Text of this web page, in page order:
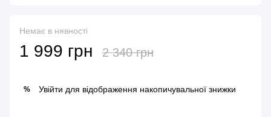
Немає в нявності
1 999 грн 2 340 грн
% Увійти для відображення накопичувальної знижки